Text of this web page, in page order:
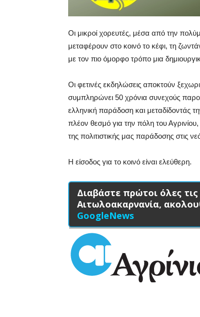
Οι μικροί χορευτές, μέσα από την
μεταφέρουν στο κοινό το κέφι, τη
με τον πιο όμορφο τρόπο μια
Οι φετινές εκδηλώσεις αποκτούν
συμπληρώνει 50 χρόνια συνεχούς
ελληνική παράδοση και μεταδίδοντάς
πλέον θεσμό για την πόλη του
της πολιτιστικής μας παράδοσης στις
Η είσοδος για το κοινό είναι ελεύθερη.
Διαβάστε πρώτοι όλες τις
Αιτωλοακαρνανία,
GoogleNews